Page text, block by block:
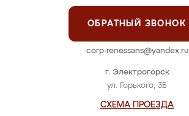
г. Электрогорск
ул. Горького, 3Б
СХЕМА ПРОЕЗДА
ОБРАТНЫЙ ЗВОНОК
corp-renessans@yandex.ru